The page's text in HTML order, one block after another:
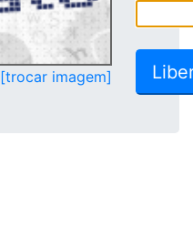
[trocar imagem]